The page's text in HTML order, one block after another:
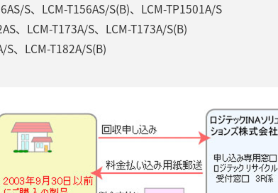
S、LCM-T156AS/S(B)、LCM-TP1501A/S
、LCM-T173A/S、LCM-T173A/S(B)
S、LCM-T182A/S(B)